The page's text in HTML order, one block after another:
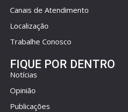
Canais de Atendimento
Localização
Trabalhe Conosco
FIQUE POR DENTRO
Notícias
Opinião
Publicações